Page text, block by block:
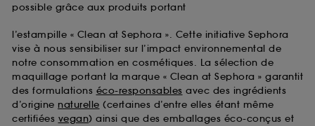
possible grâce aux produits portant
l’estampille « Clean at Sephora ». Cette initiative Sephora
vise à nous sensibiliser sur l’impact environnemental de
notre consommation en cosmétiques. La sélection de
maquillage portant la marque « Clean at Sephora » garantit
des formulations éco-responsables avec des ingrédients
d’origine naturelle (certaines d’entre elles étant même
certifiées vegan) ainsi que des emballages éco-conçus et